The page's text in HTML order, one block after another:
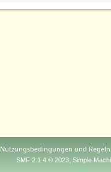
Nutzungsbedingungen und Regeln
SMF 2.1.4 © 2023, Simple